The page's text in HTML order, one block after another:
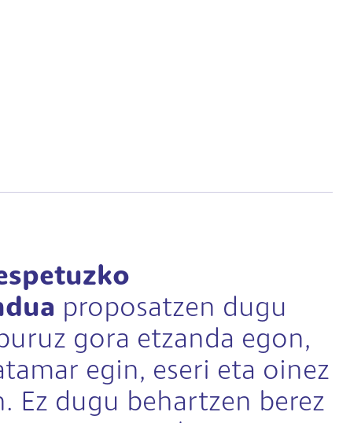
proposatzen dugu
gora etzanda egon,
egin, eseri eta oinez
Ez dugu behartzen berez